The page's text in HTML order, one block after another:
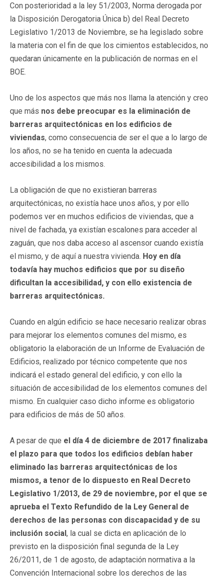
Con posterioridad a la ley 51/2003, Norma derogada por
la Disposición Derogatoria Única b) del Real Decreto
Legislativo 1/2013 de Noviembre, se ha legislado sobre
la materia con el fin de que los cimientos establecidos, no
quedaran únicamente en la publicación de normas en el
BOE.
Uno de los aspectos que más nos llama la atención y creo
que más nos debe preocupar es la eliminación de
barreras arquitectónicas en los edificios de
viviendas, como consecuencia de ser el que a lo largo de
los años, no se ha tenido en cuenta la adecuada
accesibilidad a los mismos.
La obligación de que no existieran barreras
arquitectónicas, no existía hace unos años, y por ello
podemos ver en muchos edificios de viviendas, que a
nivel de fachada, ya existían escalones para acceder al
zaguán, que nos daba acceso al ascensor cuando existía
el mismo, y de aquí a nuestra vivienda. Hoy en día
todavía hay muchos edificios que por su diseño
dificultan la accesibilidad, y con ello existencia de
barreras arquitectónicas.
Cuando en algún edificio se hace necesario realizar obras
para mejorar los elementos comunes del mismo, es
obligatorio la elaboración de un Informe de Evaluación de
Edificios, realizado por técnico competente que nos
indicará el estado general del edificio, y con ello la
situación de accesibilidad de los elementos comunes del
mismo. En cualquier caso dicho informe es obligatorio
para edificios de más de 50 años.
A pesar de que el día 4 de diciembre de 2017 finalizaba
el plazo para que todos los edificios debían haber
eliminado las barreras arquitectónicas de los
mismos, a tenor de lo dispuesto en Real Decreto
Legislativo 1/2013, de 29 de noviembre, por el que se
aprueba el Texto Refundido de la Ley General de
derechos de las personas con discapacidad y de su
inclusión social, la cual se dicta en aplicación de lo
previsto en la disposición final segunda de la Ley
26/2011, de 1 de agosto, de adaptación normativa a la
Convención Internacional sobre los derechos de las